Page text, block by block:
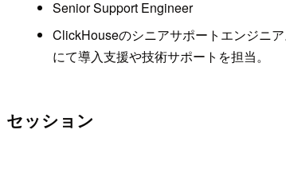
Senior Support Engineer
ClickHouseのシニアサポートエンジニ
にて導入支援や技術サポートを担当。
セッション